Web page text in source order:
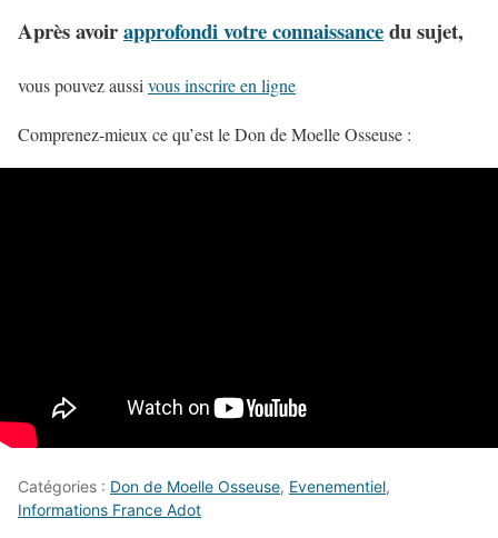
Après avoirapprofondi votre connaissancedu sujet,
vous pouvez aussi vous inscrire en ligne
Comprenez-mieux ce qu’est le Don de Moelle Osseuse :
Catégories : Don de Moelle Osseuse, Evenementiel,
Informations France Adot